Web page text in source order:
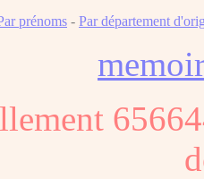
prénoms - Par département